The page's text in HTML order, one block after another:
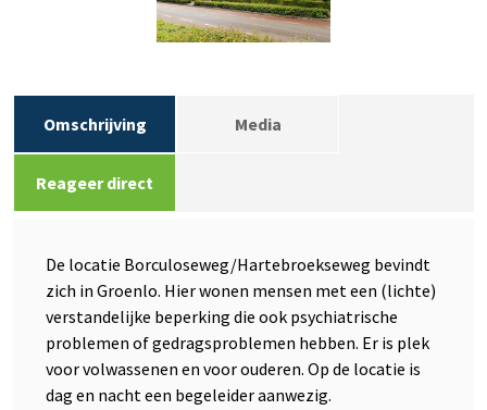
Omschrijving Media
Reageer direct
De locatie Borculoseweg/Hartebroekseweg bevindt
zich in Groenlo. Hier wonen mensen met een (lichte)
verstandelijke beperking die ook psychiatrische
problemen of gedragsproblemen hebben. Er is plek
voor volwassenen en voor ouderen. Op de locatie is
dag en nacht een begeleider aanwezig.